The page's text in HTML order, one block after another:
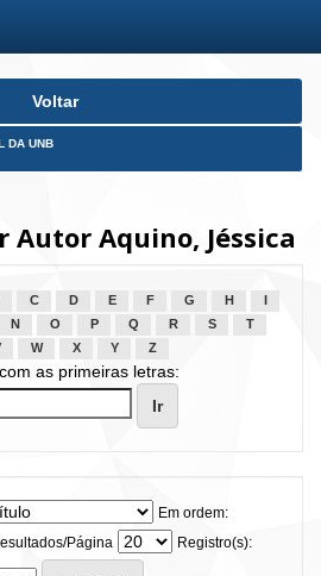
Voltar
DA UNB
Autor Aquino, Jéssica
C D E F G H
N O P Q R S
T
W X Y Z
as primeiras letras:
Em ordem:
Página
Registro(s):